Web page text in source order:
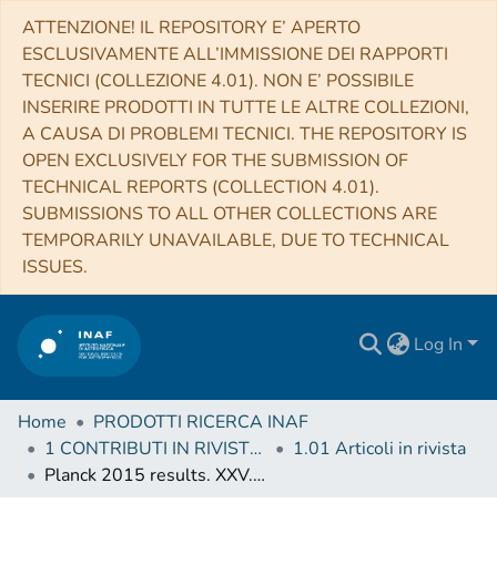
ATTENZIONE! IL REPOSITORY E’ APERTO
ESCLUSIVAMENTE ALL’IMMISSIONE DEI RAPPORTI
TECNICI (COLLEZIONE 4.01). NON E’ POSSIBILE
INSERIRE PRODOTTI IN TUTTE LE ALTRE COLLEZIONI,
A CAUSA DI PROBLEMI TECNICI. THE REPOSITORY IS
OPEN EXCLUSIVELY FOR THE SUBMISSION OF
TECHNICAL REPORTS (COLLECTION 4.01).
SUBMISSIONS TO ALL OTHER COLLECTIONS ARE
TEMPORARILY UNAVAILABLE, DUE TO TECHNICAL
ISSUES.
Log In
Home
PRODOTTI RICERCA INAF
1 CONTRIBUTI IN RIVISTE (Journal articles)
1.01 Articoli in rivista
Planck 2015 results. XXV. Diffuse low-frequency Galactic foregrounds